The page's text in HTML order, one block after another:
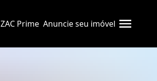
ZAC Prime Anuncie seu imóvel